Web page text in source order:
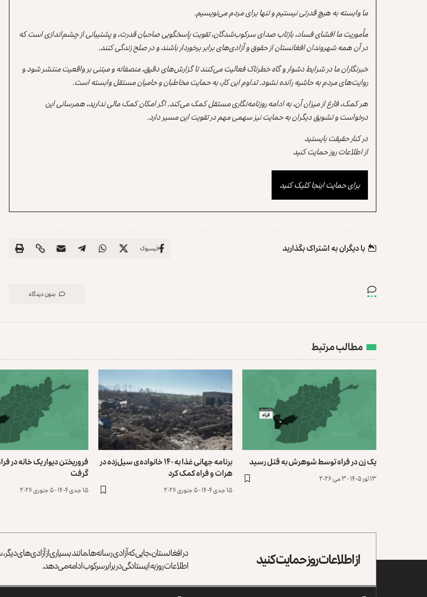
ما وابسته به هیچ قدرتی نیستیم و تنها برای مردم می‌نویسیم.
مأموریت ما افشای فساد، بازتاب صدای سرکوب‌شدگان، تقویت پاسخگویی صاحبان قدرت، و پشتیبانی از چشم‌اندازی است که
در آن همه شهروندان افغانستان از حقوق و آزادی‌های برابر برخوردار باشند و در صلح زندگی کنند.
خبرنگاران ما در شرایط دشوار و گاه خطرناک فعالیت می‌کنند تا گزارش‌های دقیق، منصفانه و مبتنی بر واقعیت منتشر شود و
روایت‌های مردم به حاشیه رانده نشود. تداوم این کار، به حمایت مخاطبان و حامیان مستقل وابسته است.
هر کمک، فارغ از میزان آن، به ادامه روزنامه‌نگاری مستقل کمک می‌کند. اگر امکان کمک مالی ندارید، همرسانی این
درخواست و تشویق دیگران به حمایت نیز سهمی مهم در تقویت این مسیر دارد.
در کنار حقیقت بایستید
از اطلاعات روز حمایت کنید
برای حمایت اینجا کلیک کنید
با دیگران به‌‌ اشتراک بگذارید فیسبوک
بدون دیدگاه
مطالب مرتبط
یک زن در فراه توسط شوهرش به قتل رسید
۱۳ ثور ۱۴۰۵ - ۳ می ۲۰۲۶
برنامه جهانی غذا به ۱۴۰ خانواده‌ی سیل‌زده در
هرات و فراه کمک کرد
۱۵ جدی ۱۴۰۴ - ۵ جنوری ۲۰۲۶
فروریختن دیوار یک خانه در
گرفت
۱۵ جدی ۱۴۰۴ - ۵ جنوری ۲۰۲۶
از اطلاعات روز حمایت کنید در افغانستان، جایی که آزادی رسانه‌ها، مانند بسیاری از آزادی‌های
اطلاعات روز به ایستادگی در برابر سرکوب ادامه می‌دهد.